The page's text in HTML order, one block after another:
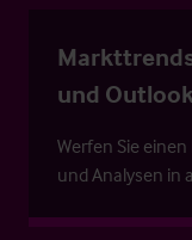
und
Werfen Sie
und Analysen in